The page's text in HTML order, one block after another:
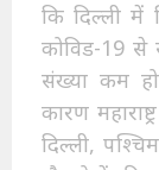
कि दिल्ली में
कोविड-19 से
संख्या कम
कारण
दिल्ली,